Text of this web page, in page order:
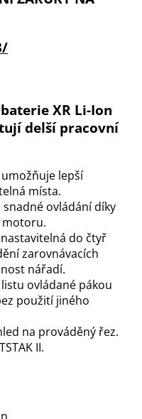
XR Li-Ion
delší pracovní
lepší
místa.
ovládání díky
do čtyř
zarovnávacích
nářadí.
ovládané pákou
použití jiného
na prováděný řez.
II.